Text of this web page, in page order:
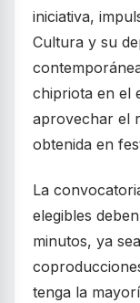
iniciativa,
Cultura y su
chipriota en el
aprovechar el
obtenida en
La
elegibles
minutos, ya
tenga la